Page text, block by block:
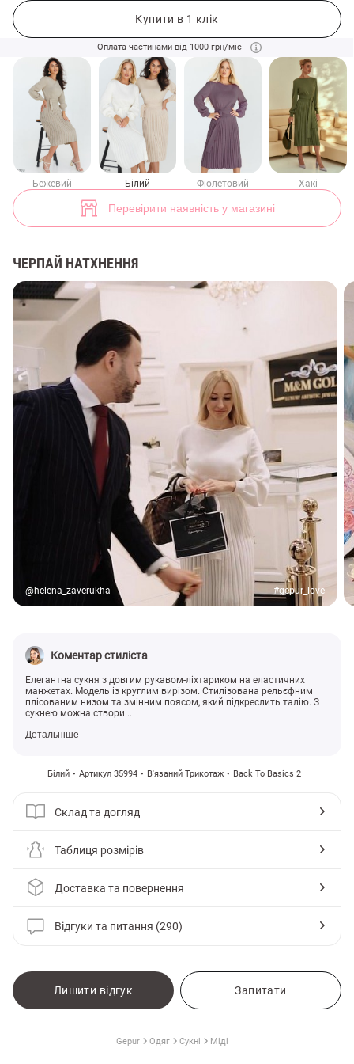
Купити в 1 клік
Оплата частинами від 1000 грн/міс
Бежевий Білий Фіолетовий Хакі
Перевірити наявність у магазині
ЧЕРПАЙ НАТХНЕННЯ
@helena_zaverukha #gepur_love
Коментар стиліста
Елегантна сукня з довгим рукавом-ліхтариком на еластичних
манжетах. Модель із круглим вирізом. Стилізована рельєфним
плісованим низом та змінним поясом, який підкреслить талію. З
сукнею можна створи...
Детальніше
Білий Артикул 35994 В'язаний Трикотаж Back To Basics 2
Склад та догляд
Таблиця розмірів
Доставка та повернення
Відгуки та питання (290)
Лишити відгук Запитати
Gepur Одяг Сукні Міді
Молочна трикотажна сукня міді з плісованим низом (арт. 35994) ♡